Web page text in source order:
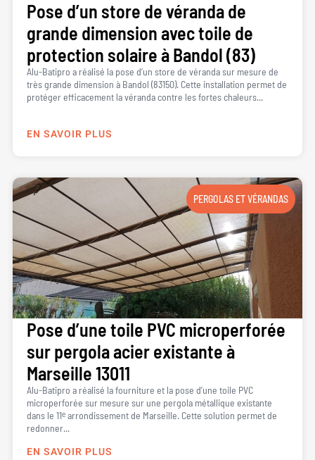
Pose d’un store de véranda de
grande dimension avec toile de
protection solaire à Bandol (83)
Alu-Batipro a réalisé la pose d’un store de véranda sur mesure de
très grande dimension à Bandol (83150). Cette installation permet de
protéger efficacement la véranda contre les fortes chaleurs...
EN SAVOIR PLUS
PERGOLAS ET VÉRANDAS
Pose d’une toile PVC microperforée
sur pergola acier existante à
Marseille 13011
Alu-Batipro a réalisé la fourniture et la pose d’une toile PVC
microperforée sur mesure sur une pergola métallique existante
dans le 11ᵉ arrondissement de Marseille. Cette solution permet de
redonner...
EN SAVOIR PLUS